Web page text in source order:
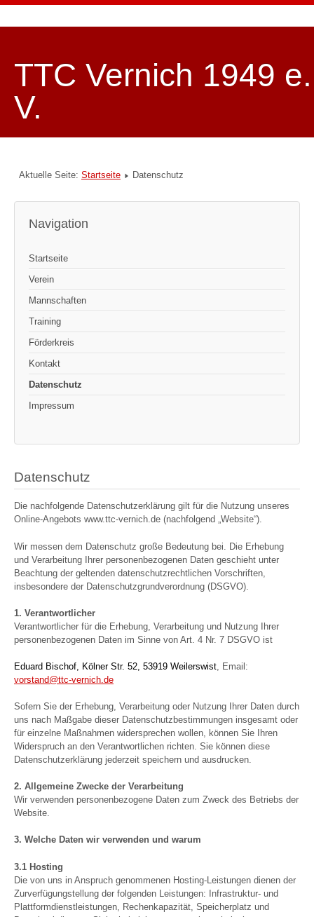
TTC Vernich 1949 e.
V.
Aktuelle Seite: Startseite Datenschutz
Navigation
Startseite
Verein
Mannschaften
Training
Förderkreis
Kontakt
Datenschutz
Impressum
Datenschutz
Die nachfolgende Datenschutzerklärung gilt für die Nutzung unseres
Online-Angebots www.ttc-vernich.de (nachfolgend „Website“).
Wir messen dem Datenschutz große Bedeutung bei. Die Erhebung
und Verarbeitung Ihrer personenbezogenen Daten geschieht unter
Beachtung der geltenden datenschutzrechtlichen Vorschriften,
insbesondere der Datenschutzgrundverordnung (DSGVO).
1. Verantwortlicher
Verantwortlicher für die Erhebung, Verarbeitung und Nutzung Ihrer
personenbezogenen Daten im Sinne von Art. 4 Nr. 7 DSGVO ist
Eduard Bischof, Kölner Str. 52, 53919 Weilerswist , Email:
vorstand@ttc-vernich.de
Sofern Sie der Erhebung, Verarbeitung oder Nutzung Ihrer Daten durch
uns nach Maßgabe dieser Datenschutzbestimmungen insgesamt oder
für einzelne Maßnahmen widersprechen wollen, können Sie Ihren
Widerspruch an den Verantwortlichen richten. Sie können diese
Datenschutzerklärung jederzeit speichern und ausdrucken.
2. Allgemeine Zwecke der Verarbeitung
Wir verwenden personenbezogene Daten zum Zweck des Betriebs der
Website.
3. Welche Daten wir verwenden und warum
3.1 Hosting
Die von uns in Anspruch genommenen Hosting-Leistungen dienen der
Zurverfügungstellung der folgenden Leistungen: Infrastruktur- und
Plattformdienstleistungen, Rechenkapazität, Speicherplatz und